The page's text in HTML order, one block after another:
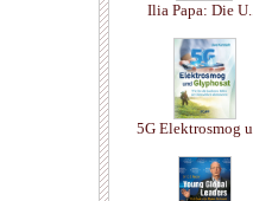
Ilia Papa: Die
5G Elektrosmog